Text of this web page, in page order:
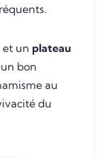
et un plateau
bon
au
du